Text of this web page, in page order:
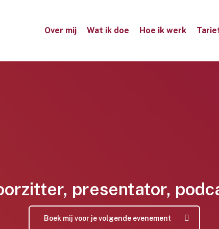
Over mij Wat ik doe Hoe ik werk
presentator,
Boek mij voor je volgende evenement